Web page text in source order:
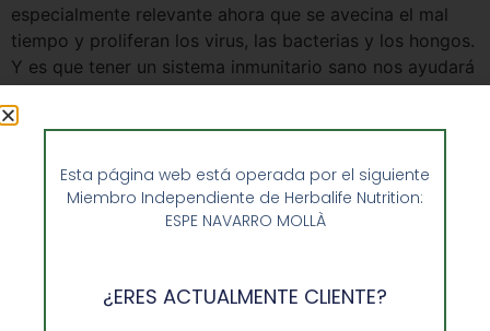
especialmente relevante ahora que se avecina el mal
tiempo y proliferan los virus, las bacterias y los hongos.
Y es que tener un sistema inmunitario sano nos ayudará
a mantenernos en forma y estar preparados para
cualquier ataque externo.
Esta página web está operada por el siguiente
Miembro Independiente de Herbalife Nutrition:
ESPE NAVARRO MOLLÀ
¿ERES ACTUALMENTE CLIENTE?